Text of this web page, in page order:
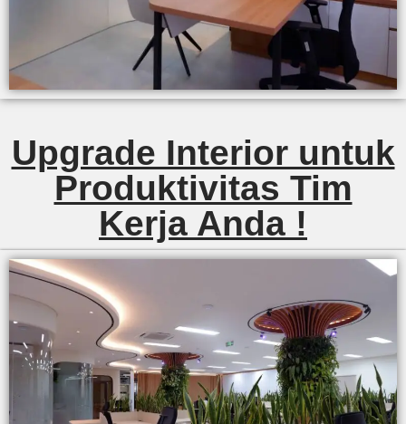
Upgrade Interior untuk
Produktivitas Tim
Kerja Anda !